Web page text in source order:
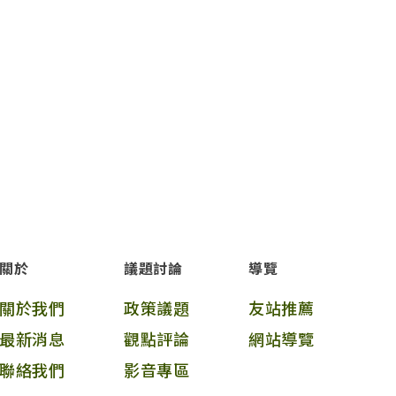
關於
關於我們
最新消息
聯絡我們
議題討論
政策議題
觀點評論
影音專區
導覽
友站推薦
網站導覽